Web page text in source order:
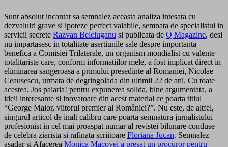
Sunt absolut incantat sa semnalez aceasta analiza intesata cu
dezvaluiri grave si ipoteze perfect valabile, semnata de specialistul in
servicii secrete Razvan Belciuganu si publicata de Q Magazine, desi
nu impartasesc in totalitate asertiunile sale despre importanta
benefica a Comisiei Trilaterale, un organism mondialist cu valente
totalitariste care, conform informatiilor mele, a fost implicat direct in
eliminarea sangeroasa a primului presedinte al Romaniei, Nicolae
Ceausescu, urmata de degringolada din ultimii 22 de ani. Cu toate
acestea, Jos palaria! pentru expunerea solida, bine argumentata, a
ideii interesante si inovatoare din acest material ce poarta titlul
“George Maior, viitorul premier al României?”. Nu este, de altfel,
singurul articol de inalt calibru care poarta semnatura jurnalistului
profesionist in cel mai proaspat numar al revistei bilunare conduse
de celebra ziarista si rafinata scriitoare Floriana Jucan. Semnalez
asadar si Afacerea Monica Macovei a presat un procuror pentru